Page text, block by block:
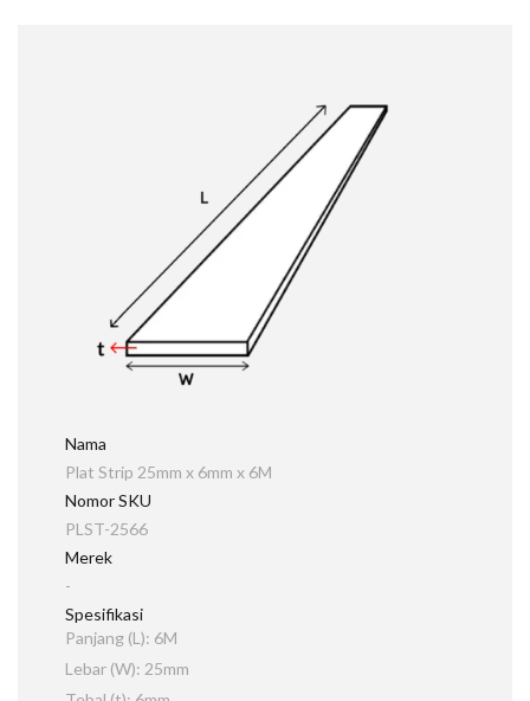
Nama
Plat Strip 25mm x 6mm x 6M
Nomor SKU
PLST-2566
Merek
-
Spesifikasi
Panjang (L): 6M
Lebar (W): 25mm